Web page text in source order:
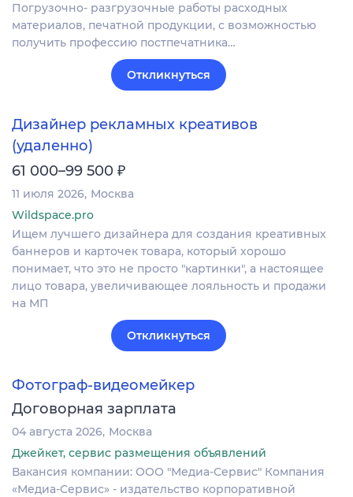
Погрузочно- разгрузочные работы расходных
материалов, печатной продукции, с возможностью
получить профессию постпечатника…
Откликнуться
Дизайнер рекламных креативов
(удаленно)
61 000–99 500 ₽
11 июля 2026 Москва
Wildspace.pro
Ищем лучшего дизайнера для создания креативных
баннеров и карточек товара, который хорошо
понимает, что это не просто "картинки", а настоящее
лицо товара, увеличивающее лояльность и продажи
на МП
Откликнуться
Фотограф-видеомейкер
Договорная зарплата
04 августа 2026 Москва
Джейкет, сервис размещения объявлений
Вакансия компании: ООО "Медиа-Сервис" Компания
«Медиа-Сервис» - издательство корпоративной